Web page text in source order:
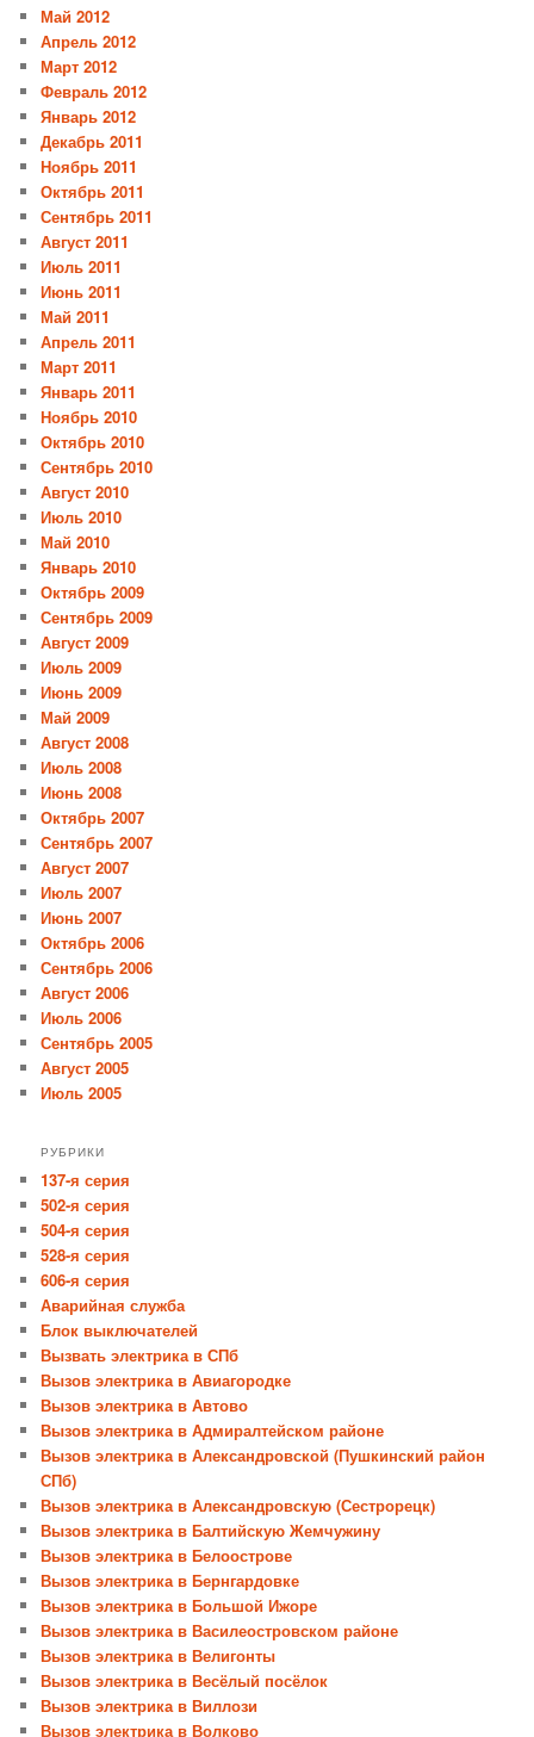
Май 2012
Апрель 2012
Март 2012
Февраль 2012
Январь 2012
Декабрь 2011
Ноябрь 2011
Октябрь 2011
Сентябрь 2011
Август 2011
Июль 2011
Июнь 2011
Май 2011
Апрель 2011
Март 2011
Январь 2011
Ноябрь 2010
Октябрь 2010
Сентябрь 2010
Август 2010
Июль 2010
Май 2010
Январь 2010
Октябрь 2009
Сентябрь 2009
Август 2009
Июль 2009
Июнь 2009
Май 2009
Август 2008
Июль 2008
Июнь 2008
Октябрь 2007
Сентябрь 2007
Август 2007
Июль 2007
Июнь 2007
Октябрь 2006
Сентябрь 2006
Август 2006
Июль 2006
Сентябрь 2005
Август 2005
Июль 2005
РУБРИКИ
137-я серия
502-я серия
504-я серия
528-я серия
606-я серия
Аварийная служба
Блок выключателей
Вызвать электрика в СПб
Вызов электрика в Авиагородке
Вызов электрика в Автово
Вызов электрика в Адмиралтейском районе
Вызов электрика в Александровской (Пушкинский район
СПб)
Вызов электрика в Александровскую (Сестрорецк)
Вызов электрика в Балтийскую Жемчужину
Вызов электрика в Белоострове
Вызов электрика в Бернгардовке
Вызов электрика в Большой Ижоре
Вызов электрика в Василеостровском районе
Вызов электрика в Велигонты
Вызов электрика в Весёлый посёлок
Вызов электрика в Виллози
Вызов электрика в Волково